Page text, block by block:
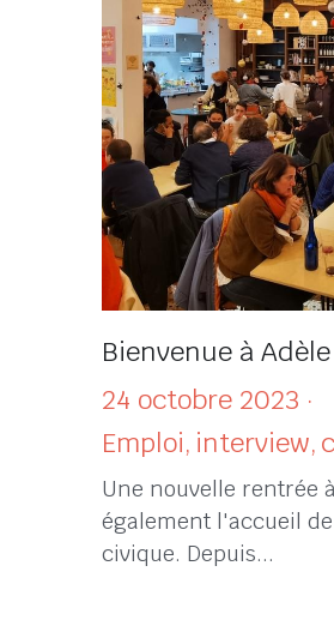
Bienvenue à
24 octobre 2023·
Emploi,interview,